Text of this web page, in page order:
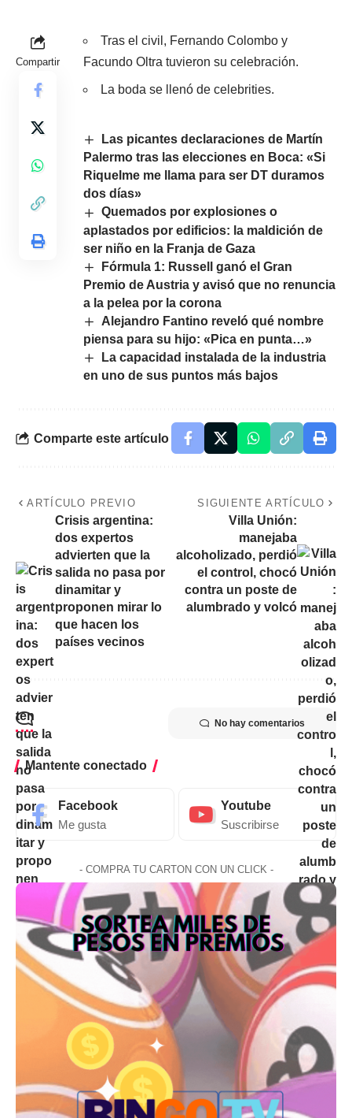
Compartir
Tras el civil, Fernando Colombo y
Facundo Oltra tuvieron su celebración.
La boda se llenó de celebrities.
Las picantes declaraciones de Martín
Palermo tras las elecciones en Boca: «Si
Riquelme me llama para ser DT duramos
dos días»
Quemados por explosiones o
aplastados por edificios: la maldición de
ser niño en la Franja de Gaza
Fórmula 1: Russell ganó el Gran
Premio de Austria y avisó que no renuncia
a la pelea por la corona
Alejandro Fantino reveló qué nombre
piensa para su hijo: «Pica en punta…»
La capacidad instalada de la industria
en uno de sus puntos más bajos
Comparte este artículo
ARTÍCULO PREVIO
Crisis argentina:
dos expertos
advierten que la
salida no pasa por
dinamitar y
proponen mirar lo
que hacen los
países vecinos
SIGUIENTE ARTÍCULO
Villa Unión:
manejaba
alcoholizado, perdió
el control, chocó
contra un poste de
alumbrado y volcó
No hay comentarios
Mantente conectado
Facebook
Me gusta
Youtube
Suscribirse
- COMPRA TU CARTON CON UN CLICK -